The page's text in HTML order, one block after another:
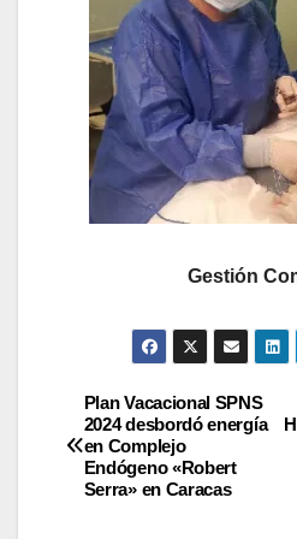
Gestión
Plan Vacacional SPNS
2024 desbordó energía
en Complejo
Endógeno «Robert
Serra» en Caracas